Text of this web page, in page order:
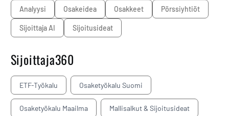
analyysi osakeidea osakkeet pörssiyhtiöt
Sijoittaja AI sijoitusideat
Sijoittaja360
ETF-Työkalu Osaketyökalu Suomi
Osaketyökalu Maailma Mallisalkut & Sijoitusideat